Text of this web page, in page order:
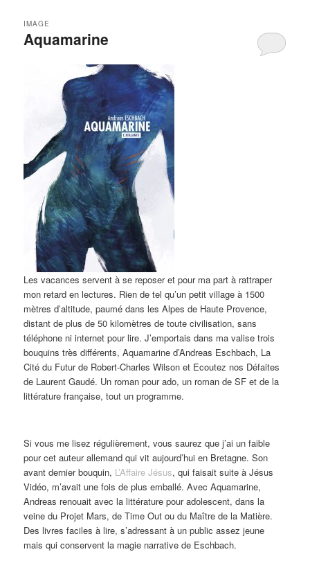
Aquamarine
IMAGE
Les vacances servent à se reposer et pour ma part à rattraper
mon retard en lectures. Rien de tel qu’un petit village à 1500
mètres d’altitude, paumé dans les Alpes de Haute Provence,
distant de plus de 50 kilomètres de toute civilisation, sans
téléphone ni internet pour lire. J’emportais dans ma valise trois
bouquins très différents, Aquamarine d’Andreas Eschbach, La
Cité du Futur de Robert-Charles Wilson et Ecoutez nos Défaites
de Laurent Gaudé. Un roman pour ado, un roman de SF et de la
littérature française, tout un programme.
Si vous me lisez régulièrement, vous saurez que j’ai un faible
pour cet auteur allemand qui vit aujourd’hui en Bretagne. Son
avant dernier bouquin, L’Affaire Jésus, qui faisait suite à Jésus
Vidéo, m’avait une fois de plus emballé. Avec Aquamarine,
Andreas renouait avec la littérature pour adolescent, dans la
veine du Projet Mars, de Time Out ou du Maître de la Matière.
Des livres faciles à lire, s’adressant à un public assez jeune
mais qui conservent la magie narrative de Eschbach.